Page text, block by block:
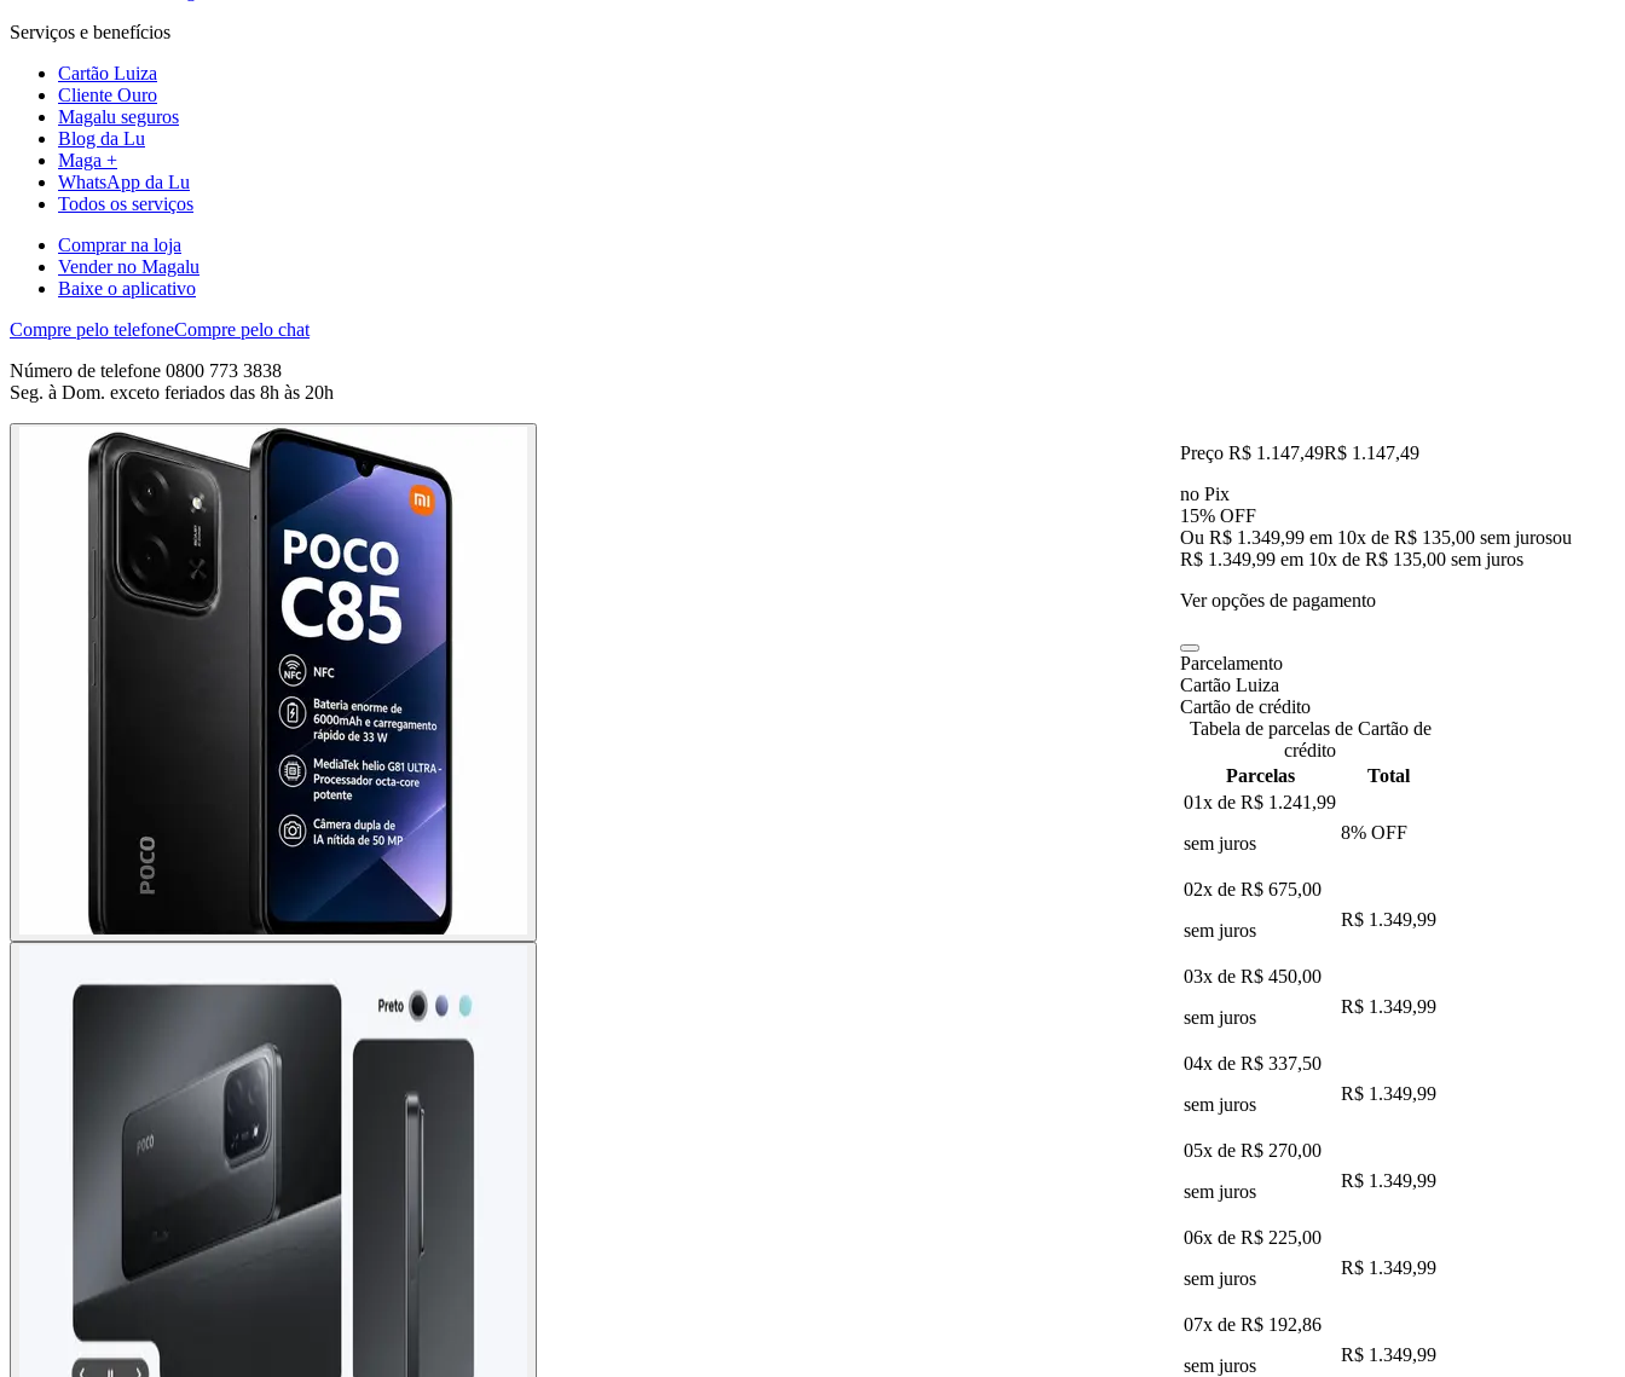
Serviços e benefícios
Cartão Luiza
Cliente Ouro
Magalu seguros
Blog da Lu
Maga +
WhatsApp da Lu
Todos os serviços
Comprar na loja
Vender no Magalu
Baixe o aplicativo
Compre pelo telefoneCompre pelo chat
Número de telefone 0800 773 3838
Seg. à Dom. exceto feriados das 8h às 20h
Preço R$ 1.147,49R$ 1.147,49
no Pix
15% OFF
Ou R$ 1.349,99 em 10x de R$ 135,00 sem jurosou
R$ 1.349,99 em 10x de R$ 135,00 sem juros
Ver opções de pagamento
Parcelamento
Cartão Luiza
Cartão de crédito
Tabela de parcelas de Cartão de
crédito
Parcelas
Total
01x de R$ 1.241,99
sem juros
8% OFF
02x de R$ 675,00
sem juros
R$ 1.349,99
03x de R$ 450,00
sem juros
R$ 1.349,99
04x de R$ 337,50
sem juros
R$ 1.349,99
05x de R$ 270,00
sem juros
R$ 1.349,99
06x de R$ 225,00
sem juros
R$ 1.349,99
07x de R$ 192,86
sem juros
R$ 1.349,99